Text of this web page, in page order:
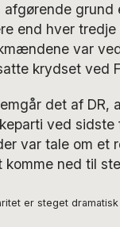
end hver
var
krydset ved
det af
ved
var tale om et
ned til
er steget